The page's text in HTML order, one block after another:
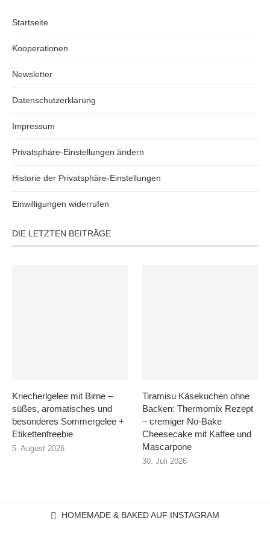
Startseite
Kooperationen
Newsletter
Datenschutzerklärung
Impressum
Privatsphäre-Einstellungen ändern
Historie der Privatsphäre-Einstellungen
Einwilligungen widerrufen
DIE LETZTEN BEITRÄGE
Kriecherlgelee mit Birne –
süßes, aromatisches und
besonderes Sommergelee +
Etikettenfreebie
5. August 2026
Tiramisu Käsekuchen ohne
Backen: Thermomix Rezept
– cremiger No-Bake
Cheesecake mit Kaffee und
Mascarpone
30. Juli 2026
HOMEMADE & BAKED AUF INSTAGRAM